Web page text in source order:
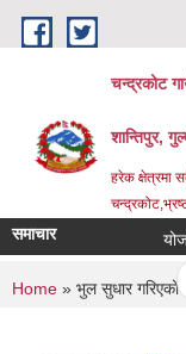
Skip to main content
चन्द्रकोट
शान्तिपुर,
हरेक क्षेत्रमा
समाचार
«
You are
Home » भुल सुधार गरिएको